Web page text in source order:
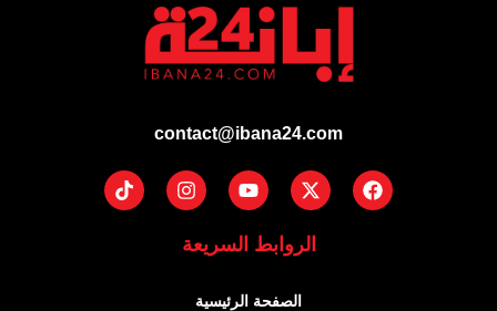
contact@ibana24.com
Facebook
X-
twitter
Youtube
Instagram
Tiktok
الروابط السريعة
الصفحة الرئيسية